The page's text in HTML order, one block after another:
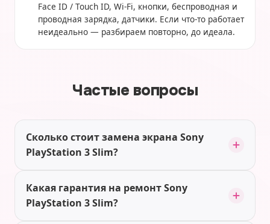
Face ID / Touch ID, Wi-Fi, кнопки, беспроводная и
проводная зарядка, датчики. Если что-то работает
неидеально — разбираем повторно, до идеала.
Частые вопросы
Сколько стоит замена экрана Sony
PlayStation 3 Slim?
Какая гарантия на ремонт Sony
PlayStation 3 Slim?